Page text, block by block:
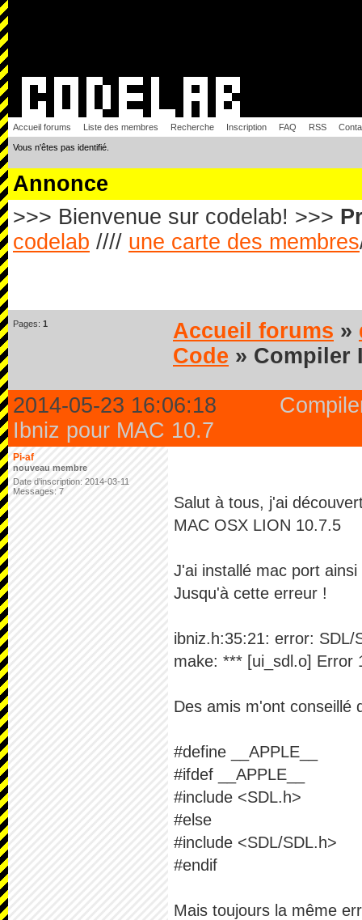
Accueil forums Liste des membres Recherche Inscription FAQ RSS
Vous n'êtes pas identifié.
Annonce
>>> Bienvenue sur codelab! >>>
codelab //// une carte des membres
Pages: 1 Accueil forums »
Code » Compiler
2014-05-23 16:06:18
Ibniz pour MAC 10.7
Pi-af
nouveau membre
Date d'inscription: 2014-03-11
Messages: 7
Salut à tous, j'ai
MAC OSX LION 10.7.5
J'ai installé mac port
Jusqu'à cette erreur !
ibniz.h:35:21: error:
make: *** [ui_sdl.o] Error
Des amis m'ont conseillé
#define __APPLE__
#ifdef __APPLE__
#include <SDL.h>
#else
#include <SDL/SDL.h>
#endif
Mais toujours la même